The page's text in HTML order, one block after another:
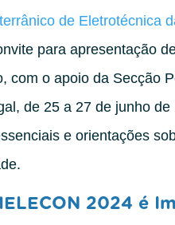
de Eletrotécnica
para apresentação
com o apoio da Secção
de 25 a 27 de junho
e orientações
2024 é